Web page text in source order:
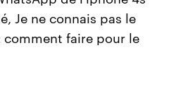
Je ne connais pas le
comment faire pour le